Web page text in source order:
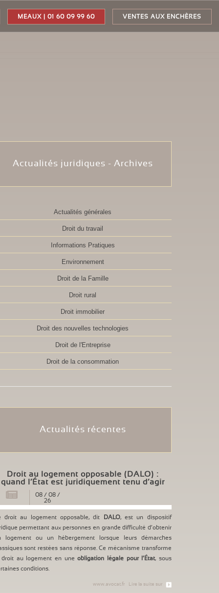
MEAUX | 01 60 09 99 60 VENTES AUX ENCHÈRES
Actualités juridiques - Archives
Actualités générales
Droit du travail
Informations Pratiques
Environnement
Droit de la Famille
Droit rural
Droit immobilier
Droit des nouvelles technologies
Droit de l'Entreprise
Droit de la consommation
Actualités récentes
Droit au logement opposable (DALO) :
quand l’État est juridiquement tenu d’agir
08/ 08 /
26
droit au logement opposable, dit DALO, est un dispositif
permettant aux personnes en grande difficulté d’obtenir
logement ou un hébergement lorsque leurs démarches
sont restées sans réponse. Ce mécanisme transforme
droit au logement en uneobligation légale pour l’État, sous
conditions.
Lire la suite sur
www.avocat.fr